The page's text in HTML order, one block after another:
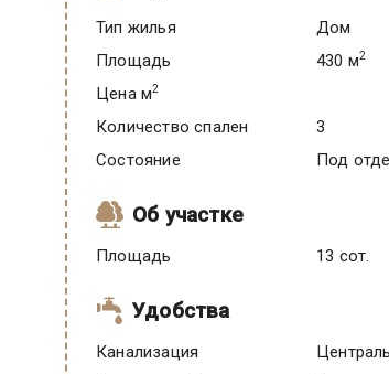
Тип жилья
Дом
Площадь
430 м2
Цена м2
Количество спален
3
Состояние
под
Об участке
Площадь 13 сот.
Удобства
Канализация